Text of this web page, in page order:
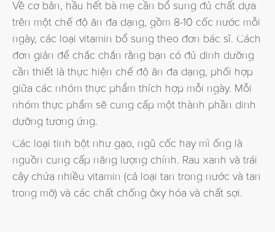
Về cơ bản, hầu hết bà mẹ cần bổ sung đủ chất dựa
trên một chế độ ăn đa dạng, gồm 8-10 cốc nước mỗi
ngày, các loại vitamin bổ sung theo đơn bác sĩ. Cách
đơn giản để chắc chắn rằng bạn có đủ dinh dưỡng
cần thiết là thực hiện chế độ ăn đa dạng, phối hợp
giữa các nhóm thực phẩm thích hợp mỗi ngày. Mỗi
nhóm thực phẩm sẽ cung cấp một thành phần dinh
dưỡng tương ứng.
Các loại tinh bột như gạo, ngũ cốc hay mì ống là
nguồn cung cấp năng lượng chính. Rau xanh và trái
cây chứa nhiều vitamin (cả loại tan trong nước và tan
trong mỡ) và các chất chống ôxy hóa và chất sợi.